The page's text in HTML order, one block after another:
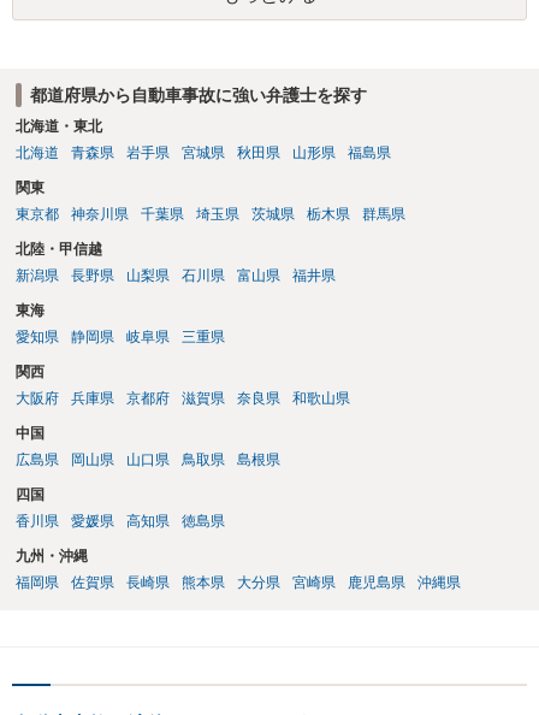
都道府県から自動車事故に強い弁護士を探す
北海道・東北
北海道
青森県 岩手県 宮城県 秋田県 山形県 福島県
関東
東京都
神奈川県 千葉県 埼玉県 茨城県 栃木県 群馬県
北陸・甲信越
新潟県
長野県 山梨県 石川県 富山県 福井県
東海
愛知県
静岡県 岐阜県 三重県
関西
大阪府
兵庫県 京都府 滋賀県 奈良県 和歌山県
中国
広島県
岡山県 山口県 鳥取県 島根県
四国
香川県
愛媛県 高知県 徳島県
九州・沖縄
福岡県
佐賀県 長崎県 熊本県 大分県 宮崎県 鹿児島県 沖縄県